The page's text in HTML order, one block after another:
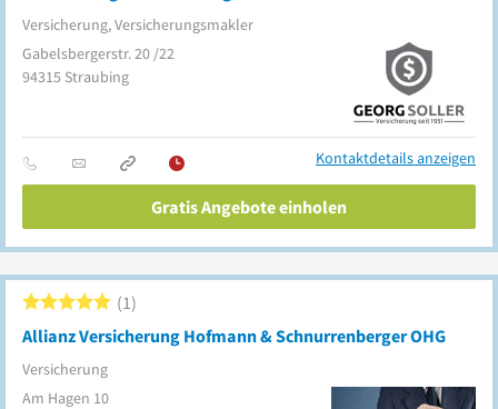
Versicherung, Versicherungsmakler
Gabelsbergerstr. 20 /22
94315 Straubing
Kontaktdetails anzeigen
Gratis Angebote einholen
Allianz Versicherung Hofmann & Schnurrenberger OHG
Versicherung
1
Am Hagen 10